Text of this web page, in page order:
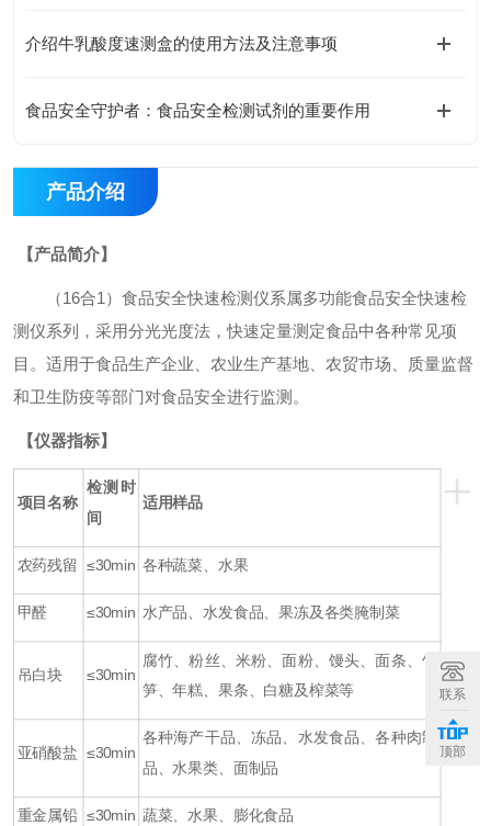
介绍牛乳酸度速测盒的使用方法及注意事项
食品安全守护者：食品安全检测试剂的重要作用
产品介绍
【产品简介】
（16合1）食品安全快速检测仪系属多功能食品安全快速检
测仪系列，采用分光光度法，快速定量测定食品中各种常见项
目。适用于食品生产企业、农业生产基地、农贸市场、质量监督
和卫生防疫等部门对食品安全进行监测。
【仪器指标】
+
项目名称
检测时
间
适用样品
农药残留 ≤30min 各种蔬菜、水果
甲醛 ≤30min 水产品、水发食品、果冻及各类腌制菜
吊白块 ≤30min
腐竹、粉丝、米粉、面粉、馒头、面条、竹
笋、年糕、果条、白糖及榨菜等
亚硝酸盐 ≤30min
各种海产干品、冻品、水发食品、各种肉制
品、水果类、面制品
重金属铅 ≤30min 蔬菜、水果、膨化食品
联系
顶部